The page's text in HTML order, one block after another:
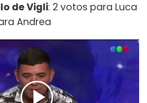
de Vigli: 2 votos para Luca
Andrea